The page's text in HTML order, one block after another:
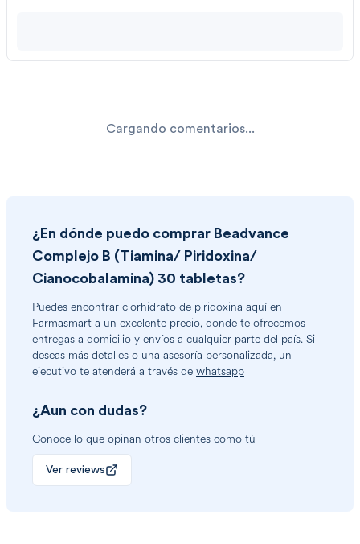
Cargando comentarios...
¿En dónde puedo comprar Beadvance
Complejo B (Tiamina/ Piridoxina/
Cianocobalamina) 30 tabletas?
Puedes encontrar clorhidrato de piridoxina aquí en
Farmasmart a un excelente precio, donde te ofrecemos
entregas a domicilio y envíos a cualquier parte del país. Si
deseas más detalles o una asesoría personalizada, un
ejecutivo te atenderá a través de whatsapp
¿Aun con dudas?
Conoce lo que opinan otros clientes como tú
Ver reviews